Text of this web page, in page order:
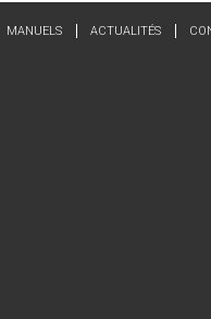
MANUELS ACTUALITÉS